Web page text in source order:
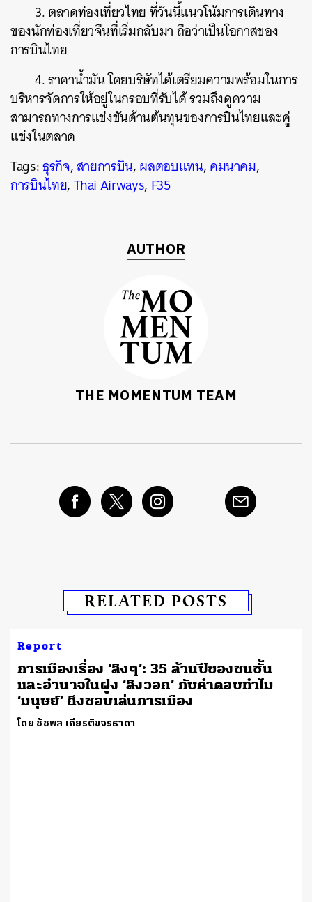
3. ตลาดท่องเที่ยวไทย ที่วันนี้แนวโน้มการเดินทาง
ของนักท่องเที่ยวจีนที่เริ่มกลับมา ถือว่าเป็นโอกาสของ
การบินไทย
4. ราคาน้ำมัน โดยบริษัทได้เตรียมความพร้อมในการ
บริหารจัดการให้อยู่ในกรอบที่รับได้ รวมถึงดูความ
สามารถทางการแข่งขันด้านต้นทุนของการบินไทยและคู่
แข่งในตลาด
Tags:ธุรกิจ,สายการบิน,ผลตอบแทน,คมนาคม,
การบินไทย,Thai Airways, F35
AUTHOR
THE MOMENTUM TEAM
RELATED POSTS
Report
การเมืองเรื่อง ‘ลิงๆ’: 35 ล้านปีของชนชั้น
และอำนาจในฝูง ‘ลิงวอก’ กับคำตอบทำไม
‘มนุษย์’ ถึงชอบเล่นการเมือง
โดย ชัชพล เกียรติขจรธาดา